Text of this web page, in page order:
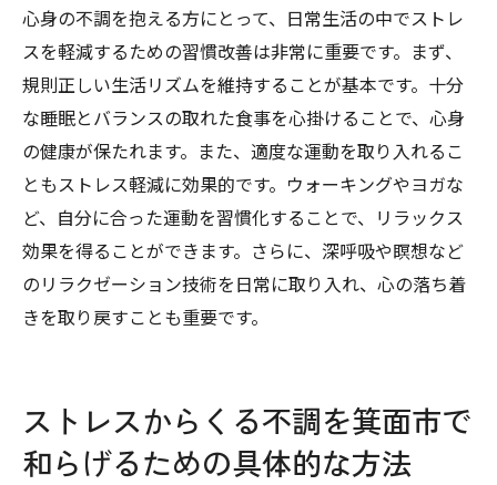
心身の不調を抱える方にとって、日常生活の中でストレ
スを軽減するための習慣改善は非常に重要です。まず、
規則正しい生活リズムを維持することが基本です。十分
な睡眠とバランスの取れた食事を心掛けることで、心身
の健康が保たれます。また、適度な運動を取り入れるこ
ともストレス軽減に効果的です。ウォーキングやヨガな
ど、自分に合った運動を習慣化することで、リラックス
効果を得ることができます。さらに、深呼吸や瞑想など
のリラクゼーション技術を日常に取り入れ、心の落ち着
きを取り戻すことも重要です。
ストレスからくる不調を箕面市で
和らげるための具体的な方法